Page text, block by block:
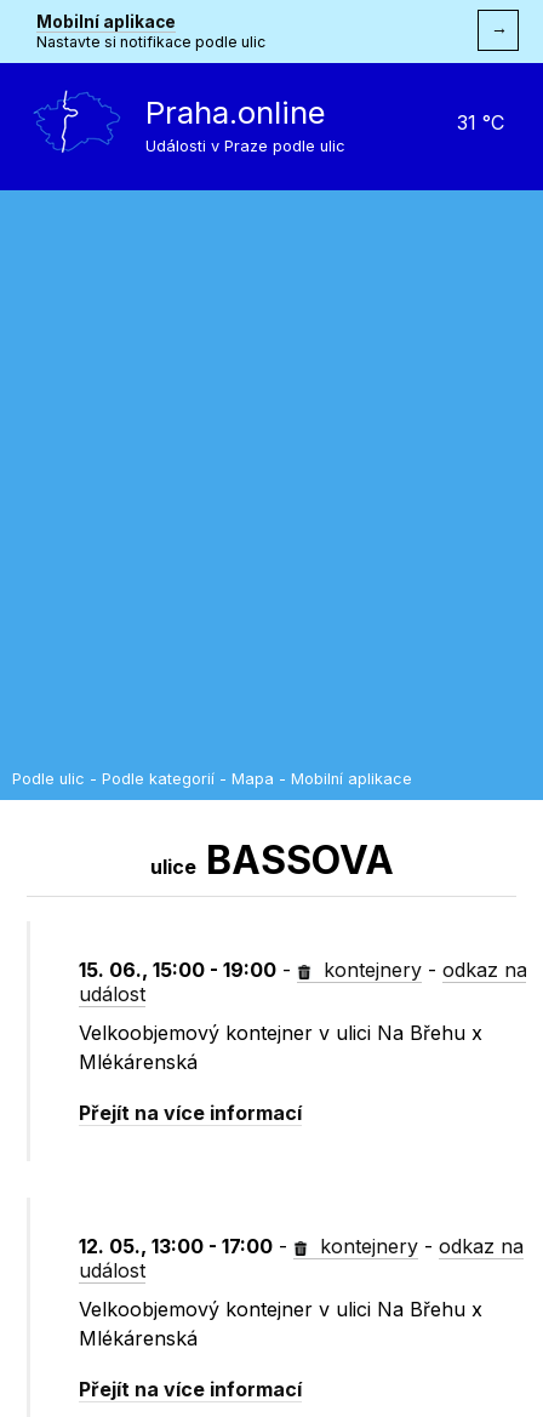
Mobilní aplikace
Nastavte si notifikace podle ulic
→
Praha.online
Události v Praze podle ulic
31 °C
Podle ulic - Podle kategorií - Mapa - Mobilní aplikace
uliceBASSOVA
15. 06., 15:00 - 19:00 - kontejnery -odkaz na
událost
Velkoobjemový kontejner v ulici Na Břehu x
Mlékárenská
Přejít na více informací
12. 05., 13:00 - 17:00 - kontejnery -odkaz na
událost
Velkoobjemový kontejner v ulici Na Břehu x
Mlékárenská
Přejít na více informací